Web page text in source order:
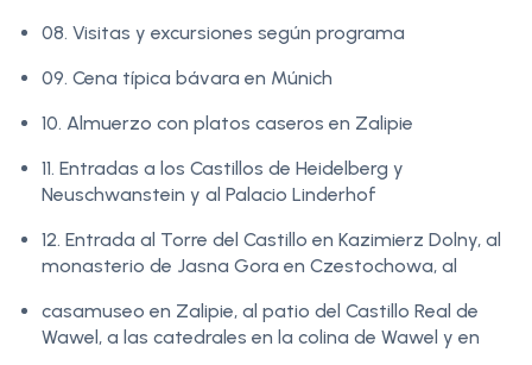
08. Visitas y excursiones según programa
09. Cena típica bávara en Múnich
10. Almuerzo con platos caseros en Zalipie
11. Entradas a los Castillos de Heidelberg y
Neuschwanstein y al Palacio Linderhof
12. Entrada al Torre del Castillo en Kazimierz Dolny, al
monasterio de Jasna Gora en Czestochowa, al
casamuseo en Zalipie, al patio del Castillo Real de
Wawel, a las catedrales en la colina de Wawel y en